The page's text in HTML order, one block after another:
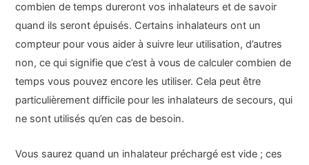
combien de temps dureront vos inhalateurs et de savoir
quand ils seront épuisés. Certains inhalateurs ont un
compteur pour vous aider à suivre leur utilisation, d’autres
non, ce qui signifie que c’est à vous de calculer combien de
temps vous pouvez encore les utiliser. Cela peut être
particulièrement difficile pour les inhalateurs de secours, qui
ne sont utilisés qu’en cas de besoin.
Vous saurez quand un inhalateur préchargé est vide ; ces